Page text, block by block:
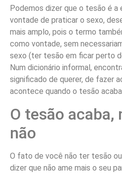
Podemos dizer que o tesão é a
vontade de praticar o sexo,
mais amplo, pois o termo
como vontade, sem
sexo (ter tesão em ficar perto
Num dicionário informal,
significado de querer, de fazer
acontece quando o tesão
O tesão acaba,
não
O fato de você não ter tesão
dizer que não ame mais o seu